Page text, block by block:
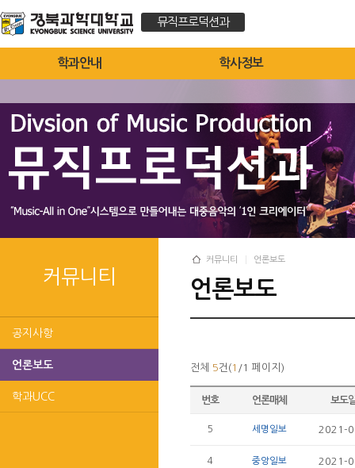
뮤직프로덕션과
학과안내 학사정보
커뮤니티
공지사항
언론보도
학과UCC
커뮤니티 언론보도
언론보도
전체 5건(1 /1 페이지)
번호 언론매체 보도
5 세명일보 2021-
4 중앙일보 2021-